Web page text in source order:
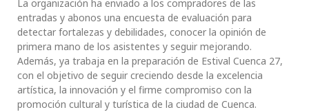
La organización ha enviado a los compradores de las
entradas y abonos una encuesta de evaluación para
detectar fortalezas y debilidades, conocer la opinión de
primera mano de los asistentes y seguir mejorando.
Además, ya trabaja en la preparación de Estival Cuenca 27,
con el objetivo de seguir creciendo desde la excelencia
artística, la innovación y el firme compromiso con la
promoción cultural y turística de la ciudad de Cuenca.